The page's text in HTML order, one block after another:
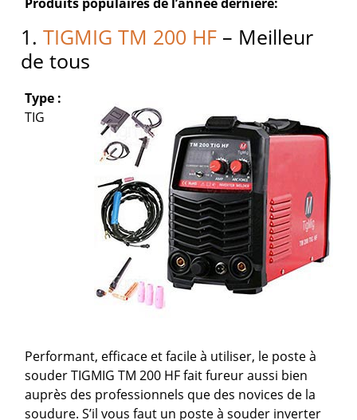
1.TIGMIG TM 200 HF – Meilleur
de tous
Type :
TIG
Performant, efficace et facile à utiliser, le poste à
souder TIGMIG TM 200 HF fait fureur aussi bien
auprès des professionnels que des novices de la
soudure. S’il vous faut un poste à souder inverter